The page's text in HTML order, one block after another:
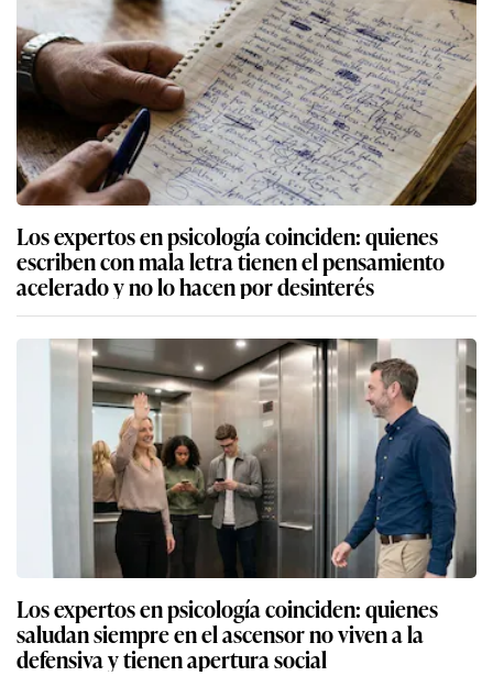
Los expertos en psicología coinciden: quienes
escriben con mala letra tienen el pensamiento
acelerado y no lo hacen por desinterés
Los expertos en psicología coinciden: quienes
saludan siempre en el ascensor no viven a la
defensiva y tienen apertura social